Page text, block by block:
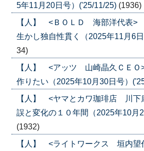
5年11月20日号）('25/11/25) (1936)
【人】 <ＢＯＬＤ 海部洋代表>
生かし独自性貫く（2025年11月6
34)
【人】 <アッツ 山崎晶久ＣＥ
作りたい（2025年10月30日号）
【人】 <ヤマとカワ珈琲店 川
誤と変化の１０年間（2025年10月
(1932)
【人】 <ライトワークス 垣内